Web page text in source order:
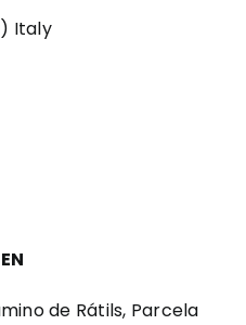
Italy
de Rátils, Parcela